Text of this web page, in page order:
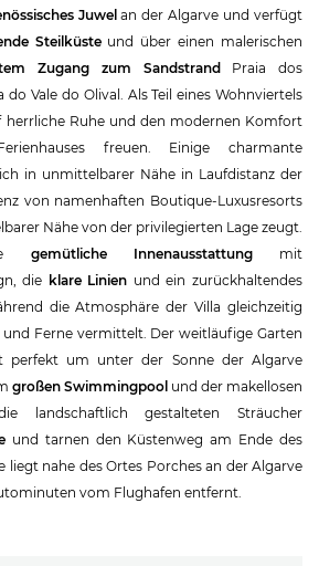
Juwelan der Algarve und verfügt
Steilküsteund über einen malerischen
Zugang zum SandstrandPraia dos
Vale do Olival. Als Teil eines Wohnviertels
herrliche Ruhe und den modernen Komfort
freuen. Einige charmante
in unmittelbarer Nähe in Laufdistanz der
von namenhaften Boutique-Luxusresorts
Nähe von der privilegierten Lage zeugt.
gemütliche Innenausstattungmit
die klare Linien und ein zurückhaltendes
die Atmosphäre der Villa gleichzeitig
und Ferne vermittelt. Der weitläufige Garten
perfekt um unter der Sonne der Algarve
großen Swimmingpool und der makellosen
landschaftlich gestalteten Sträucher
und tarnen den Küstenweg am Ende des
liegt nahe des Ortes Porches an der Algarve
vom Flughafen entfernt.